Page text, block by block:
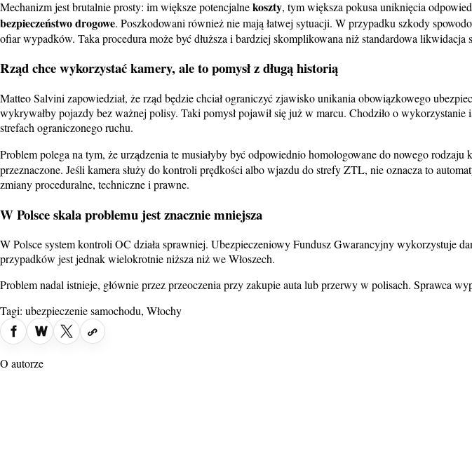
Mechanizm jest brutalnie prosty: im większe potencjalnekoszty, tym większa pokusa uniknięcia
bezpieczeństwo drogowe. Poszkodowani również nie mają łatwej sytuacji. W przypadku szkody
ofiar wypadków. Taka procedura może być dłuższa i bardziej skomplikowana niż standardowa likwidacja
Rząd chce wykorzystać kamery, ale to pomysł z długą historią
Matteo Salvini zapowiedział, że rząd będzie chciał ograniczyć zjawisko unikania obowiązkowego
wykrywałby pojazdy bez ważnej polisy. Taki pomysł pojawił się już w marcu. Chodziło o
strefach ograniczonego ruchu.
Problem polega na tym, że urządzenia te musiałyby być odpowiednio homologowane do nowego
przeznaczone. Jeśli kamera służy do kontroli prędkości albo wjazdu do strefy ZTL, nie oznacza to
zmiany proceduralne, techniczne i prawne.
W Polsce skala problemu jest znacznie mniejsza
W Polsce system kontroli OC działa sprawniej. Ubezpieczeniowy Fundusz Gwarancyjny wykorzystuje
przypadków jest jednak wielokrotnie niższa niż we Włoszech.
Problem nadal istnieje, głównie przez przeoczenia przy zakupie auta lub przerwy w polisach. Sprawca
Tagi: ubezpieczenie samochodu, Włochy
O autorze